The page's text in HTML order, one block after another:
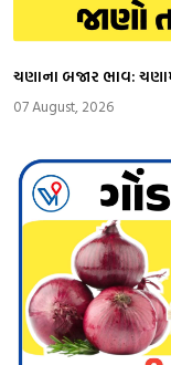
ચણાના બજાર ભાવ:
07 August, 2026